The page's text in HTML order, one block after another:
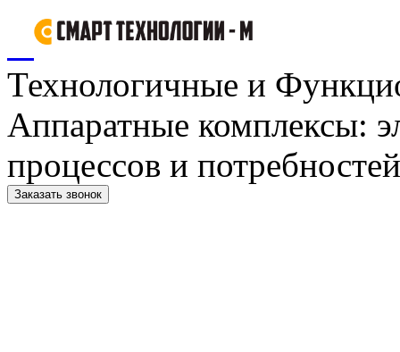
Технологичные и
Аппаратные комплексы:
процессов и
Заказать звонок